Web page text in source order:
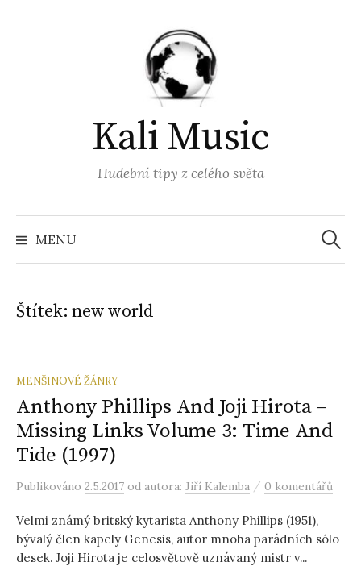
Kali Music
Hudební tipy z celého světa
MENU
Štítek:new world
MENŠINOVÉ ŽÁNRY
Anthony Phillips And Joji Hirota –
Missing Links Volume 3: Time And
Tide (1997)
Publikováno 2.5.2017 od autora: Jiří Kalemba / 0 komentářů
Velmi známý britský kytarista Anthony Phillips (1951),
bývalý člen kapely Genesis, autor mnoha parádních sólo
desek. Joji Hirota je celosvětově uznávaný mistr v...